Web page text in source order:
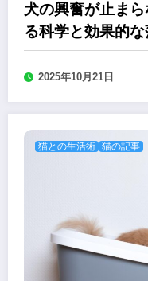
犬の興奮が止ま
る科学と効果的
2025年10月21日
猫との生活術 猫の記事